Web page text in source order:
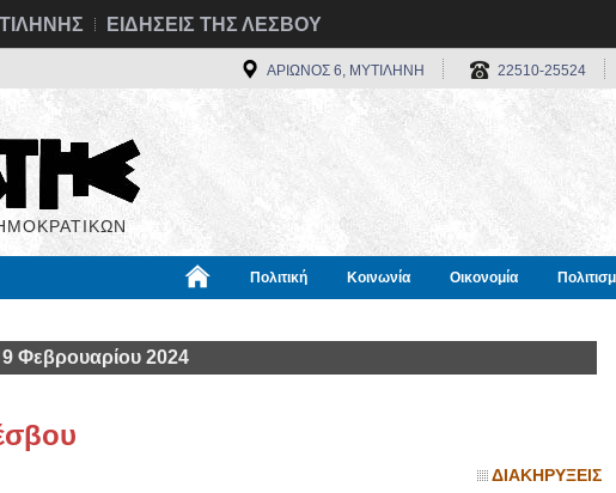
ΕΙΔΗΣΕΙΣ ΤΗΣ ΛΕΣΒΟΥ
ΑΡΙΩΝΟΣ 6, ΜΥΤΙΛΗΝΗ 22510-25524
Πολιτική Κοινωνία Οικονομία
Φεβρουαρίου 2024
ΔΙΑΚΗΡΥΞΕΙΣ